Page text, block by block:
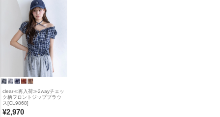
clear≪再入荷≫2wayチェッ
ク柄フロントジップブラウ
ス[CL9868]
¥2,970